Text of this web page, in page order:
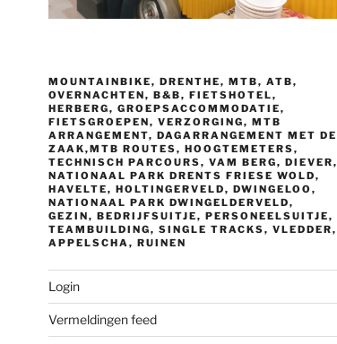
MOUNTAINBIKE, DRENTHE, MTB, ATB,
OVERNACHTEN, B&B, FIETSHOTEL,
HERBERG, GROEPSACCOMMODATIE,
FIETSGROEPEN, VERZORGING, MTB
ARRANGEMENT, DAGARRANGEMENT MET DE
ZAAK,MTB ROUTES, HOOGTEMETERS,
TECHNISCH PARCOURS, VAM BERG, DIEVER,
NATIONAAL PARK DRENTS FRIESE WOLD,
HAVELTE, HOLTINGERVELD, DWINGELOO,
NATIONAAL PARK DWINGELDERVELD,
GEZIN, BEDRIJFSUITJE, PERSONEELSUITJE,
TEAMBUILDING, SINGLE TRACKS, VLEDDER,
APPELSCHA, RUINEN
Login
Vermeldingen feed